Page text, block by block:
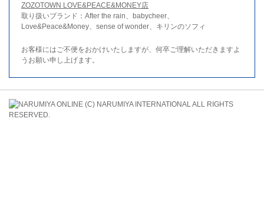
ZOZOTOWN LOVE&PEACE&MONEY店
取り扱いブランド：After the rain、babycheer、
Love&Peace&Money、sense of wonder、キリンのソフィ
お客様にはご不便をおかけいたしますが、何卒ご理解いただきますよ
うお願い申し上げます。